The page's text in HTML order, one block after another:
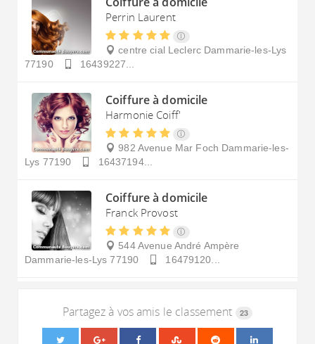
Perrin Laurent
centre cial Leclerc Dammarie-les-Lys
77190
16439227...
Coiffure à domicile
Harmonie Coiff'
982 Avenue Mar Foch Dammarie-les-
Lys 77190 16437194...
Coiffure à domicile
Franck Provost
544 Avenue André Ampère
Dammarie-les-Lys 77190 16479120...
Partagez à vos amis le classement 23